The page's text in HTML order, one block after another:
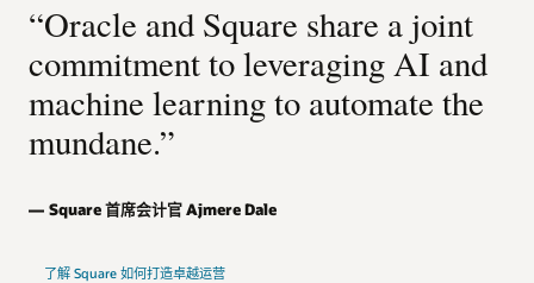
“Oracle and Square share a joint
commitment to leveraging AI and
machine learning to automate the
mundane.”
Square 首席会计官 Ajmere Dale
了解 Square 如何打造卓越运营